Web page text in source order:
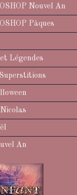
Nouvel An
Pâques
Légendes
An